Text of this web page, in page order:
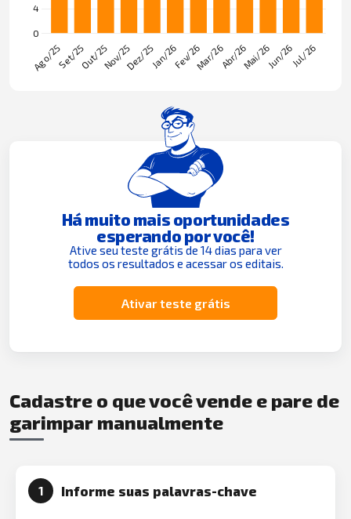
Há muito mais oportunidades
esperando por você!
Ative seu teste grátis de 14 dias para ver
todos os resultados e acessar os editais.
Ativar teste grátis
Cadastre o que você vende e pare de
garimpar manualmente
1 Informe suas palavras-chave